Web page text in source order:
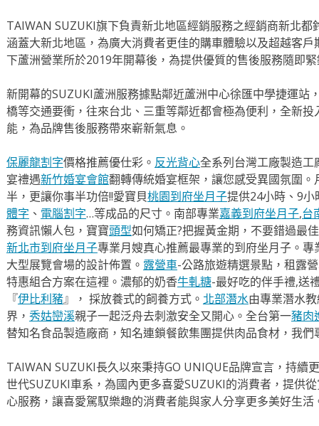
TAIWAN SUZUKI旗下負責新北地區經銷服務之經銷商新北
涵蓋大新北地區，為廣大消費者更佳的購車體驗以及超越客
下蘆洲營業所於2019年開幕後，為提供優質的售後服務隨即
新開幕的SUZUKI蘆洲服務據點鄰近蘆洲中心徐匯中學捷運站
橋等交通要衝，往來台北、三重等鄰近都會極為便利，全新
能，為品牌售後服務帶來嶄新氣息。
保麗龍割字價格推薦優仕彩。 反光背心全系列台灣工廠製造
宴禮遇新竹婚宴會館翻轉傳統婚宴框架，讓您感受異國氛圍。
半，更讓你事半功倍!!愛寶貝桃園到府坐月子提供24小時、9
體字 、 電腦割字…等成品的尺寸。南部專業嘉義到府坐月子,台
務資訊懶人包，寶寶頭型如何矯正?把握黃金期，不要錯過最
新北市到府坐月子專業月嫂真心推薦最專業的到府坐月子。專
大型展覽會場的設計佈置。 露營車-公路旅遊精選景點，租露
特惠組合方案在這裡。濃郁的奶香牛軋糖-最好吃的伴手禮,送
『伊比利豬』， 採放養式的飼養方式。 北部潛水由專業潛水
界， 秀姑巒溪親子一起泛舟去​刺激安全又開心。全台第一豬肉
替知名食品製造廠商，知名連鎖餐飲集團提供肉品食材，我
TAIWAN SUZUKI長久以來秉持GO UNIQUE品牌宣言，持續
世代SUZUKI車系，為國內更多喜愛SUZUKI的消費者，提供
心服務，讓喜愛駕馭樂趣的消費者能與家人分享更多美好生活